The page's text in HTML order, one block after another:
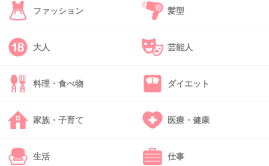
副収入は挑めないけど、利益を求めて無い点と
プできそう笑
42. 匿名 2013/09/21(土) 00:19:13
けるのがおもしろい
ファッション 髪型
大人 芸能人
料理・食べ物 ダイエット
家族・子育て 医療・健康
生活 仕事